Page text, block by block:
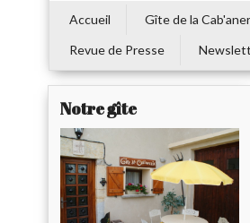
Accueil Gîte de la
Revue de Presse
Notre gîte